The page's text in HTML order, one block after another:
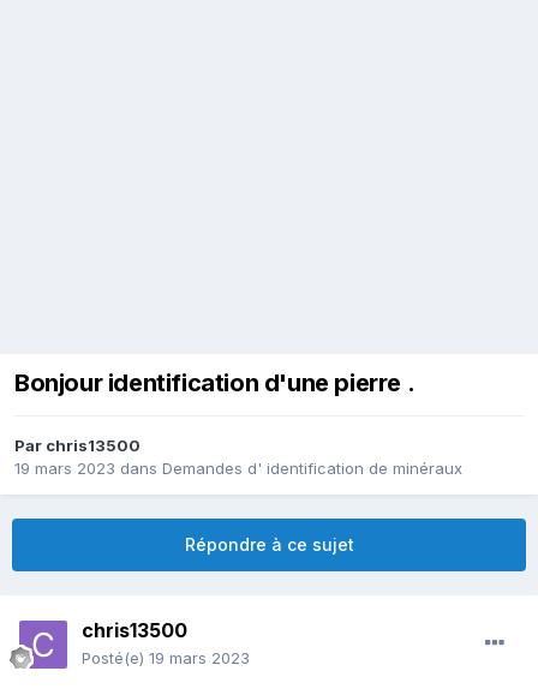
Bonjour identification d'une pierre .
Par chris13500
19 mars 2023 dans Demandes d' identification de minéraux
Répondre à ce sujet
chris13500
Posté(e) 19 mars 2023